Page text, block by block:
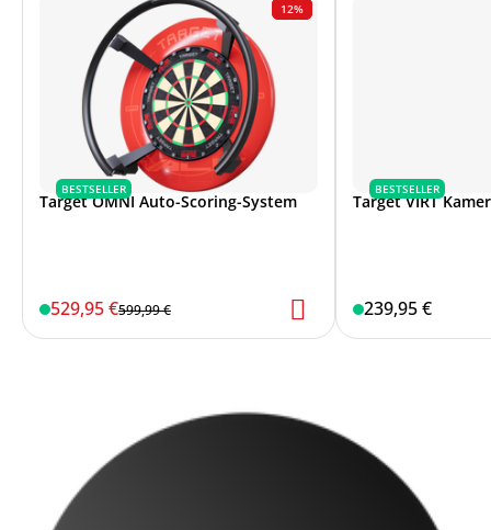
12%
BESTSELLER
Target OMNI Auto-Scoring-System
529,95 €599,99 €
BESTSELLER
Target VIRT
239,95 €